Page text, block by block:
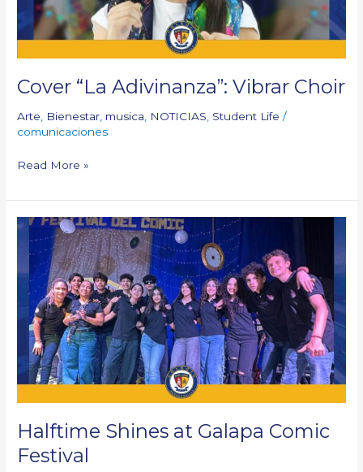
Cover “La Adivinanza”: Vibrar Choir
Arte Bienestar musica NOTICIAS Student Life /
comunicaciones
Read More »
Halftime Shines at Galapa Comic
Festival
Halftime
Shines
Galapa
Comic
Festival